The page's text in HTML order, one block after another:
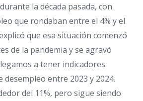
la década pasada, con
que rondaban entre el 4% y el
que esa situación comenzó
de la pandemia y se agravó
a tener indicadores
desempleo entre 2023 y 2024.
del 11%, pero sigue siendo